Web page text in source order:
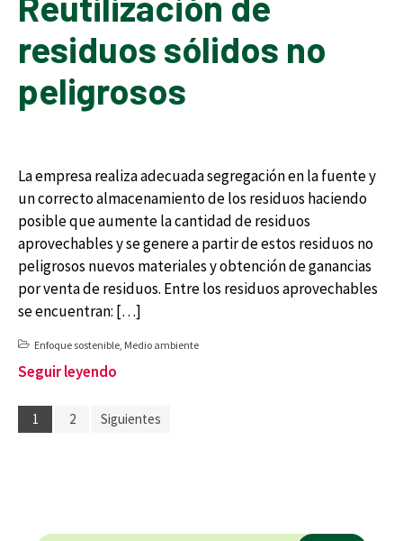
residuos sólidos no
peligrosos
La empresa realiza adecuada segregación en la fuente y
un correcto almacenamiento de los residuos haciendo
posible que aumente la cantidad de residuos
aprovechables y se genere a partir de estos residuos no
peligrosos nuevos materiales y obtención de ganancias
por venta de residuos. Entre los residuos aprovechables
se encuentran: […]
Enfoque sostenible, Medio ambiente
Seguir leyendo
1 2 Siguientes